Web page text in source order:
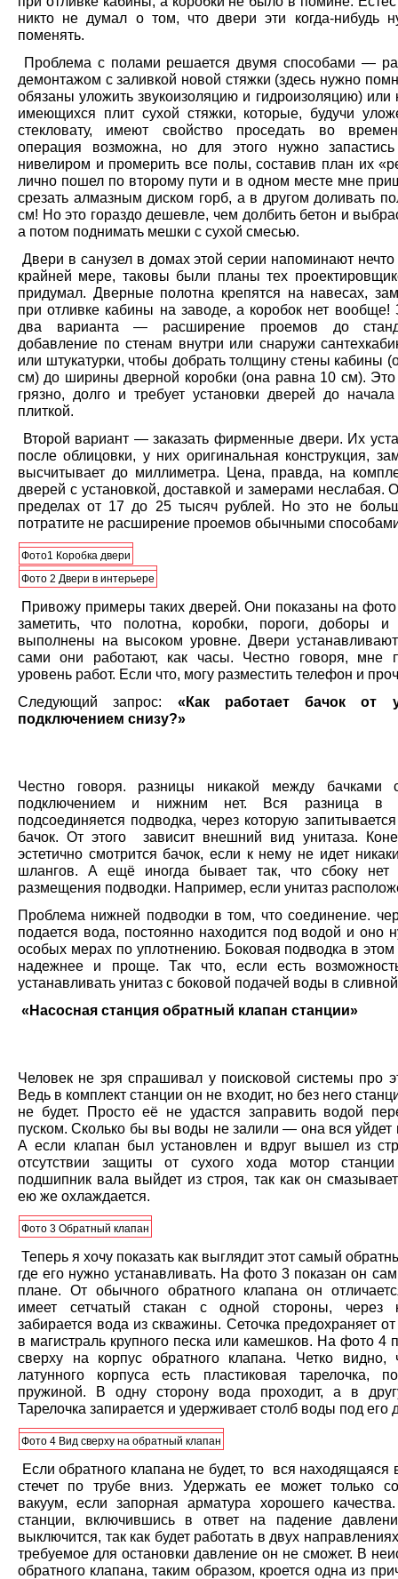
никто не думал о том, что двери эти когда-нибудь
поменять.
Проблема с полами решается двумя способами —
демонтажом с заливкой новой стяжки (здесь нужно
обязаны уложить звукоизоляцию и гидроизоляцию) или
имеющихся плит сухой стяжки, которые, будучи
стекловату, имеют свойство проседать во
операция возможна, но для этого нужно
нивелиром и промерить все полы, составив план их
лично пошел по второму пути и в одном месте мне
срезать алмазным диском горб, а в другом доливать
см! Но это гораздо дешевле, чем долбить бетон и
а потом поднимать мешки с сухой смесью.
Двери в санузел в домах этой серии напоминают
крайней мере, таковы были планы тех
придумал. Дверные полотна крепятся на навесах,
при отливке кабины на заводе, а коробок нет вообще!
два варианта — расширение проемов до
добавление по стенам внутри или снаружи
или штукатурки, чтобы добрать толщину стены кабины
см) до ширины дверной коробки (она равна 10 см).
грязно, долго и требует установки дверей до
плиткой.
Второй вариант — заказать фирменные двери. Их
после облицовки, у них оригинальная конструкция,
высчитывает до миллиметра. Цена, правда, на
дверей с установкой, доставкой и замерами неслабая.
пределах от 17 до 25 тысяч рублей. Но это не
потратите не расширение проемов обычными
Фото1 Коробка двери
Фото 2 Двери в интерьере
Привожу примеры таких дверей. Они показаны на
заметить, что полотна, коробки, пороги, доборы и
выполнены на высоком уровне. Двери
сами они работают, как часы. Честно говоря, мне
уровень работ. Если что, могу разместить телефон и
Следующий запрос: «Как работает бачок от
подключением снизу?»
Честно говоря. разницы никакой между бачками
подключением и нижним нет. Вся разница в
подсоединяется подводка, через которую
бачок. От этого зависит внешний вид унитаза.
эстетично смотрится бачок, если к нему не идет
шлангов. А ещё иногда бывает так, что сбоку нет
размещения подводки. Например, если унитаз
Проблема нижней подводки в том, что соединение.
подается вода, постоянно находится под водой и оно
особых мерах по уплотнению. Боковая подводка в этом
надежнее и проще. Так что, если есть
устанавливать унитаз с боковой подачей воды в
«Насосная станция обратный клапан станции»
Человек не зря спрашивал у поисковой системы про
Ведь в комплект станции он не входит, но без него
не будет. Просто её не удастся заправить водой
пуском. Сколько бы вы воды не залили — она вся уйдет
А если клапан был установлен и вдруг вышел из
отсутствии защиты от сухого хода мотор
подшипник вала выйдет из строя, так как он
ею же охлаждается.
Фото 3 Обратный клапан
Теперь я хочу показать как выглядит этот самый
где его нужно устанавливать. На фото 3 показан он
плане. От обычного обратного клапана он
имеет сетчатый стакан с одной стороны, через
забирается вода из скважины. Сеточка предохраняет
в магистраль крупного песка или камешков. На фото 4
сверху на корпус обратного клапана. Четко видно,
латунного корпуса есть пластиковая тарелочка,
пружиной. В одну сторону вода проходит, а в
Тарелочка запирается и удерживает столб воды под его
Фото 4 Вид сверху на обратный клапан
Если обратного клапана не будет, то вся
стечет по трубе вниз. Удержать ее может только
вакуум, если запорная арматура хорошего
станции, включившись в ответ на падение
выключится, так как будет работать в двух
требуемое для остановки давление он не сможет. В
обратного клапана, таким образом, кроется одна из